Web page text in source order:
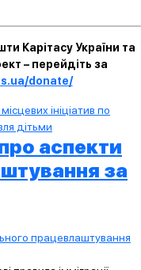
Карітасу України та
– перейдіть за
donate/
ініціатив по
дітьми
аспекти
за